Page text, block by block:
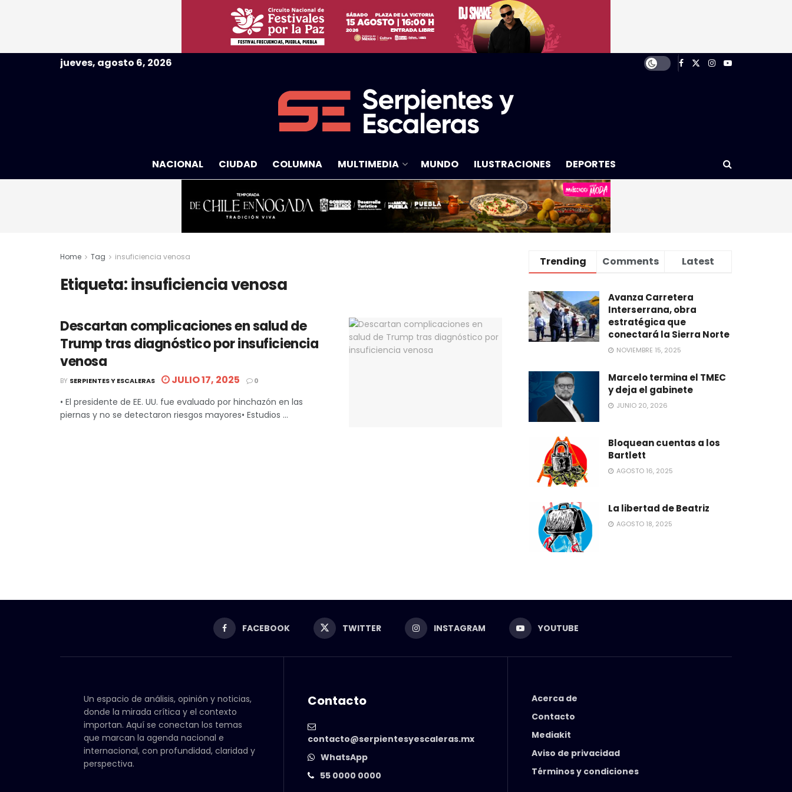
jueves, agosto 6, 2026
NACIONAL CIUDAD COLUMNA MULTIMEDIA MUNDO ILUSTRACIONES DEPORTES
Home Tag insuficiencia venosa
Etiqueta:insuficiencia venosa
Descartan complicaciones en salud de
Trump tras diagnóstico por insuficiencia
venosa
BY SERPIENTES Y ESCALERAS JULIO 17, 2025 0
• El presidente de EE. UU. fue evaluado por hinchazón en las
piernas y no se detectaron riesgos mayores• Estudios ...
Trending Comments Latest
Avanza Carretera
Interserrana, obra
estratégica que
conectará la Sierra Norte
NOVIEMBRE 15, 2025
Marcelo termina el TMEC
y deja el gabinete
JUNIO 20, 2026
Bloquean cuentas a los
Bartlett
AGOSTO 16, 2025
La libertad de Beatriz
AGOSTO 18, 2025
FACEBOOK TWITTER INSTAGRAM YOUTUBE
Un espacio de análisis, opinión y noticias,
donde la mirada crítica y el contexto
importan. Aquí se conectan los temas
que marcan la agenda nacional e
internacional, con profundidad, claridad y
perspectiva.
Contacto
contacto@serpientesyescaleras.mx
WhatsApp
55 0000 0000
Acerca de
Contacto
Mediakit
Aviso de privacidad
Términos y condiciones